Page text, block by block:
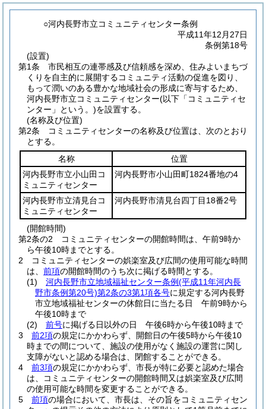
○河内長野市立コミュニティセンター条例
平成11年12月27日
条例第18号
(設置)
第1条
市民相互の連帯感及び信頼感を深め、住みよいまちづ
くりを自主的に展開するコミュニティ活動の促進を図り、
もって潤いのある豊かな地域社会の形成に寄与するため、
河内長野市立コミュニティセンター(以下「コミュニティセ
ンター」という。)を設置する。
(名称及び位置)
第2条
コミュニティセンターの名称及び位置は、次のとおり
とする。
名称
位置
河内長野市立小山田コ
ミュニティセンター
河内長野市小山田町1824番地の4
河内長野市立清見台コ
ミュニティセンター
河内長野市清見台四丁目18番2号
(開館時間)
第2条の2
コミュニティセンターの開館時間は、午前9時か
ら午後10時までとする。
2
コミュニティセンターの娯楽室及び広間の使用可能な時間
は、 前項の開館時間のうち次に掲げる時間とする。
(1)
河内長野市立地域福祉センター条例(平成11年河内長
野市条例第20号)第2条の3第1項各号に規定する河内長野
市立地域福祉センターの休館日に当たる日 午前9時から
午後10時まで
(2)
前号に掲げる日以外の日 午後6時から午後10時まで
3
前2項の規定にかかわらず、開館日の午後5時から午後10
時までの間について、施設の使用がなく施設の運営に関し
支障がないと認める場合は、閉館することができる。
4
前3項の規定にかかわらず、市長が特に必要と認めた場合
は、コミュニティセンターの開館時間又は娯楽室及び広間
の使用可能な時間を変更することができる。
5
前項の場合において、市長は、その旨をコミュニティセン